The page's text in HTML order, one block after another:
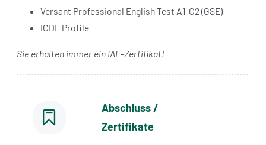
Versant Professional English Test A1-C2 (GSE)
ICDL Profile
Sie erhalten immer ein IAL-Zertifikat!
Abschluss /
Zertifikate